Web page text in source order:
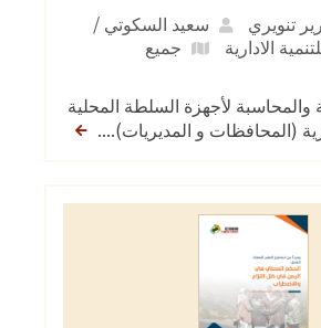
تنويري
سعيد السكوتي /
الادارية
جميع
والمحاسبة لأجهزة السلطة المحلية
(المحافظات و المديريات)....